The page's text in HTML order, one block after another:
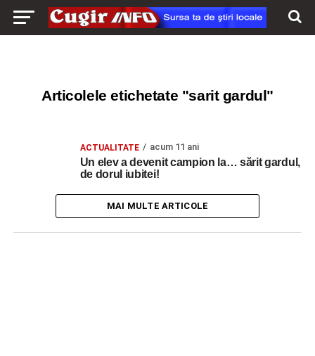
Articolele etichetate "sarit gardul"
ACTUALITATE acum 11 ani
Un elev a devenit campion la… sărit gardul,
de dorul iubitei!
MAI MULTE ARTICOLE